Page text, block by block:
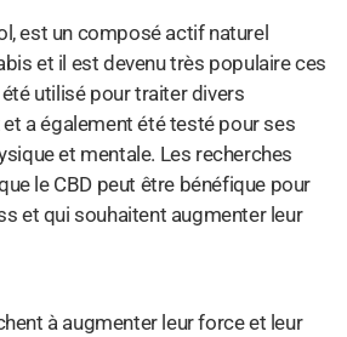
est un composé actif naturel
et il est devenu très populaire ces
utilisé pour traiter divers
a également été testé pour ses
et mentale. Les recherches
le CBD peut être bénéfique pour
et qui souhaitent augmenter leur
à augmenter leur force et leur